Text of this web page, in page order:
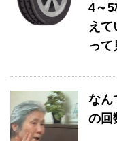
4～5
えて
って
なん
の回